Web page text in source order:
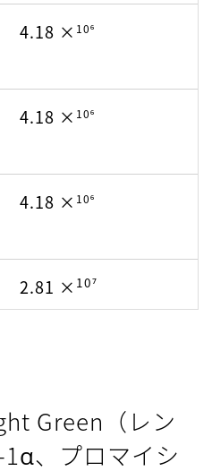
4.18 × 10⁶
4.18 × 10⁶
4.18 × 10⁶
2.81 × 10⁷
2.81 ×10⁷
Green（レン
、プロマイシ